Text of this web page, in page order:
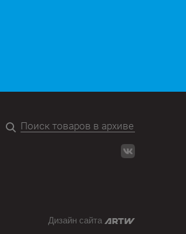
Дизайн сайта